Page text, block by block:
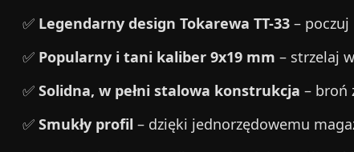
✅ Legendarny design Tokarewa TT-33 –
✅ Popularny i tani kaliber 9x19 mm – strzelaj
✅ Solidna, w pełni stalowa konstrukcja – broń
✅ Smukły profil – dzięki jednorzędowemu